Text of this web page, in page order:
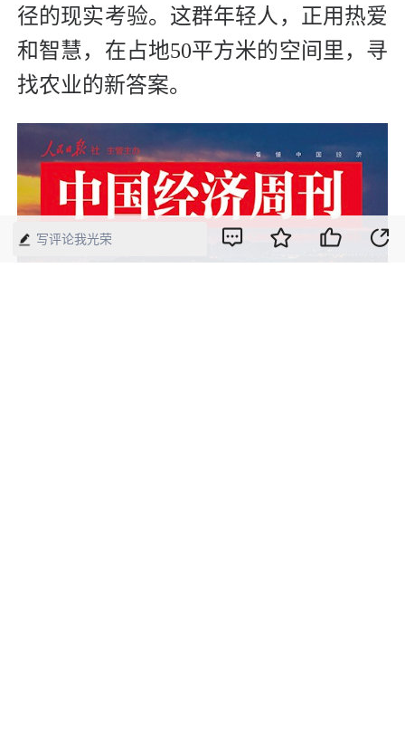
径的现实考验。这群年轻人，正用热爱
和智慧，在占地50平方米的空间里，寻
找农业的新答案。
写评论我光荣